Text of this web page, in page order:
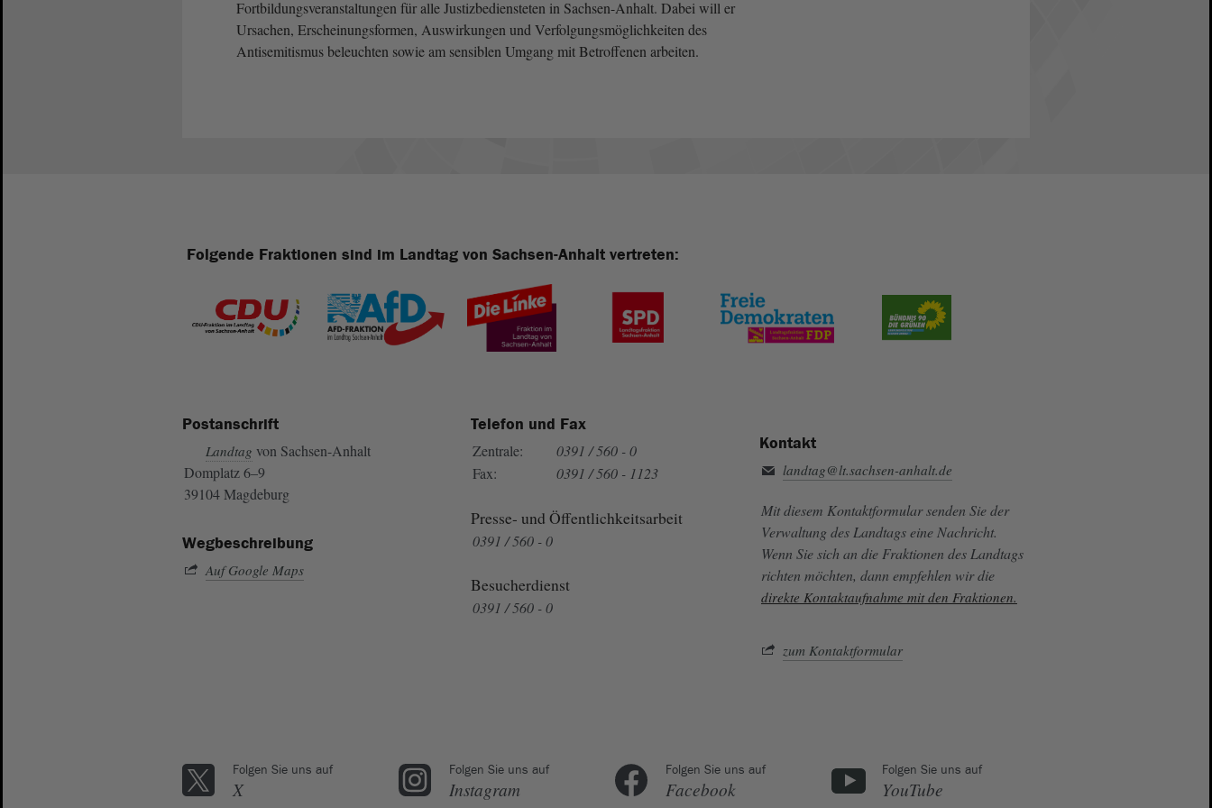
Fortbildungsveranstaltungen für alle Justizbediensteten in Sachsen-Anhalt. Dabei will er
Ursachen, Erscheinungsformen, Auswirkungen und Verfolgungsmöglichkeiten des
Antisemitismus beleuchten sowie am sensiblen Umgang mit Betroffenen arbeiten.
Folgende Fraktionen sind im Landtag von Sachsen-Anhalt vertreten:
Postanschrift
Landtag von Sachsen-Anhalt
Domplatz 6–9
39104 Magdeburg
Wegbeschreibung
Auf Google Maps
Telefon und Fax
Zentrale:
0391 / 560 - 0
Fax:
0391 / 560 - 1123
Presse- und Öffentlichkeitsarbeit
0391 / 560 - 0
Besucherdienst
0391 / 560 - 0
Kontakt
landtag@lt.sachsen-anhalt.de
Mit diesem Kontaktformular senden Sie der
Verwaltung des Landtags eine Nachricht.
Wenn Sie sich an die Fraktionen des Landtags
richten möchten, dann empfehlen wir die
direkte Kontaktaufnahme mit den Fraktionen.
zum Kontaktformular
Folgen Sie uns auf
X
Folgen Sie uns auf
Instagram
Folgen Sie uns auf
Facebook
Folgen Sie uns auf
YouTube